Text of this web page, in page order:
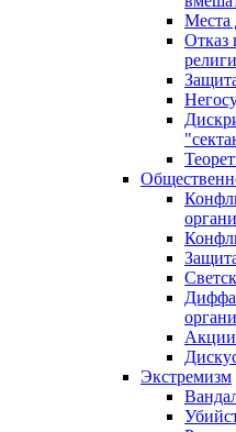
Места
Отказ
Акции
Экстремизм